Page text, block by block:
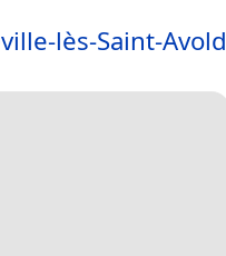
lès-Saint-Avold